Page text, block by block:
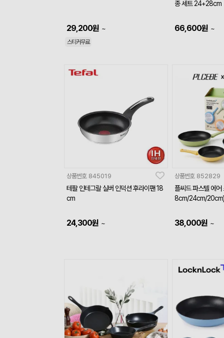
29,200원 ~
스티커무료
종 세트 24+28cm
66,600원 ~
상품번호 845019
테팔 인테그랄 실버 인덕션 후라이팬 18
cm
24,300원 ~
상품번호 852829
플씨드 파스텔 에
8cm/24cm/20cm)
38,000원 ~